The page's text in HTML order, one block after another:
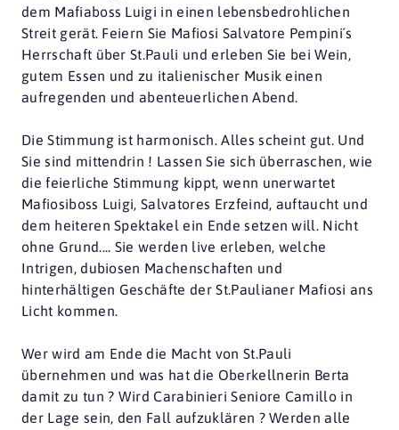
dem Mafiaboss Luigi in einen lebensbedrohlichen
Streit gerät. Feiern Sie Mafiosi Salvatore Pempini´s
Herrschaft über St.Pauli und erleben Sie bei Wein,
gutem Essen und zu italienischer Musik einen
aufregenden und abenteuerlichen Abend.
Die Stimmung ist harmonisch. Alles scheint gut. Und
Sie sind mittendrin ! Lassen Sie sich überraschen, wie
die feierliche Stimmung kippt, wenn unerwartet
Mafiosiboss Luigi, Salvatores Erzfeind, auftaucht und
dem heiteren Spektakel ein Ende setzen will. Nicht
ohne Grund.... Sie werden live erleben, welche
Intrigen, dubiosen Machenschaften und
hinterhältigen Geschäfte der St.Paulianer Mafiosi ans
Licht kommen.
Wer wird am Ende die Macht von St.Pauli
übernehmen und was hat die Oberkellnerin Berta
damit zu tun ? Wird Carabinieri Seniore Camillo in
der Lage sein, den Fall aufzuklären ? Werden alle